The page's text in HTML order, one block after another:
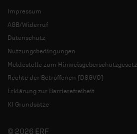
Impressum
AGB/Widerruf
Datenschutz
Nutzungsbedingungen
Meldestelle zum Hinweisgeberschutzgesetz
Rechte der Betroffenen (DSGVO)
Erklärung zur Barrierefreiheit
KI Grundsätze
© 2026 ERF